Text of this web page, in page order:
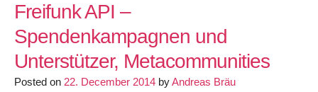
Freifunk API –
Spendenkampagnen und
Unterstützer, Metacommunities
Posted on 22. December 2014 byAndreas Bräu